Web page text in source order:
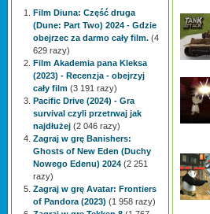
Film Diuna: Część druga
(Dune: Part Two) 2024 - Gdzie
obejrzec za darmo cały film. (4
629 razy)
Film Akademia pana Kleksa
(2023) - Recenzja - obejrzyj
cały film (3 191 razy)
Pacific Drive (2024) - Gra
survival czyli przetrwaj jak
najdłużej (2 046 razy)
Zagraj w grę Banishers:
Ghosts of New Eden (Duchy
Nowego Edenu) 2024 (2 251
razy)
Zagraj w grę Avatar: Frontiers
of Pandora (2023) (1 958 razy)